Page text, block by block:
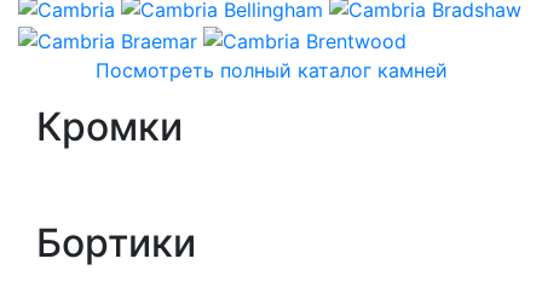
Посмотреть полный каталог камней
Кромки
Бортики